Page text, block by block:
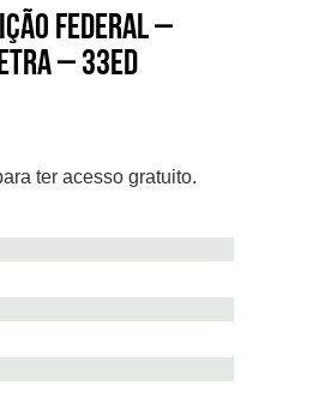
Federal –
– 33ed
ter acesso gratuito.